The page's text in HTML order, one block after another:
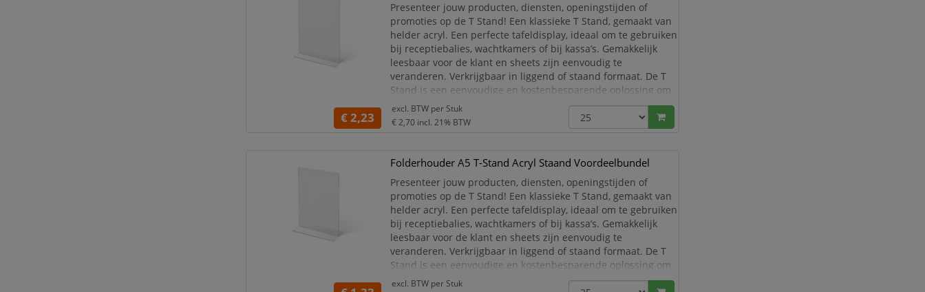
Presenteer jouw producten, diensten, openingstijden of
promoties op de T Stand! Een klassieke T Stand, gemaakt van
helder acryl. Een perfecte tafeldisplay, ideaal om te gebruiken
bij receptiebalies, wachtkamers of bij kassa’s. Gemakkelijk
leesbaar voor de klant en sheets zijn eenvoudig te
veranderen. Verkrijgbaar in liggend of staand formaat. De T
Stand is een eenvoudige en kostenbesparende oplossing om
nieuws, informatie of aanbiedingen op te pr
€ 2,23
excl. BTW per Stuk
€ 2,70 incl. 21% BTW
Folderhouder A5 T-Stand Acryl Staand Voordeelbundel
Presenteer jouw producten, diensten, openingstijden of
promoties op de T Stand! Een klassieke T Stand, gemaakt van
helder acryl. Een perfecte tafeldisplay, ideaal om te gebruiken
bij receptiebalies, wachtkamers of bij kassa’s. Gemakkelijk
leesbaar voor de klant en sheets zijn eenvoudig te
veranderen. Verkrijgbaar in liggend of staand formaat. De T
Stand is een eenvoudige en kostenbesparende oplossing om
nieuws, informatie of aanbiedingen op te pr
excl. BTW per Stuk